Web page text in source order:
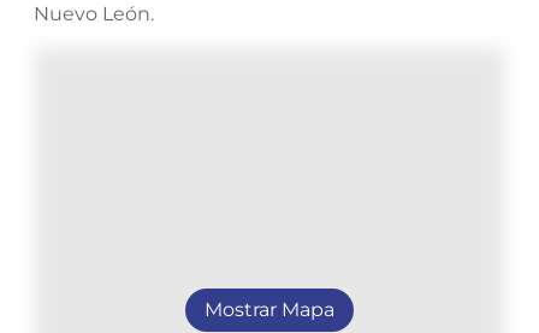
Nuevo León.
Mostrar Mapa